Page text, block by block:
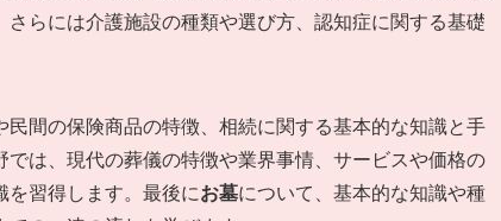
らには介護施設の種類や選び方、認知症に関する基礎
間の保険商品の特徴、相続に関する基本的な知識と手
では、現代の葬儀の特徴や業界事情、サービスや価格の
を習得します。最後にお墓について、基本的な知識や種